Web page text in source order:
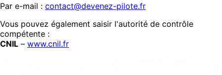
Par e-mail : contact@devenez-pilote.fr
Vous pouvez également saisir l'autorité de contrôle
compétente :
CNIL – www.cnil.fr